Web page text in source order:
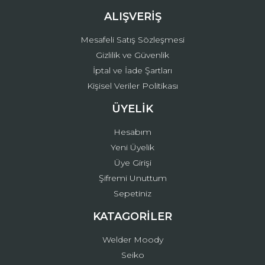
ALIŞVERİŞ
Mesafeli Satış Sözleşmesi
Gizlilik ve Güvenlik
İptal ve İade Şartları
Kişisel Veriler Politikası
ÜYELİK
Hesabım
Yeni Üyelik
Üye Girişi
Şifremi Unuttum
Sepetiniz
KATAGORİLER
Welder Moody
Seiko